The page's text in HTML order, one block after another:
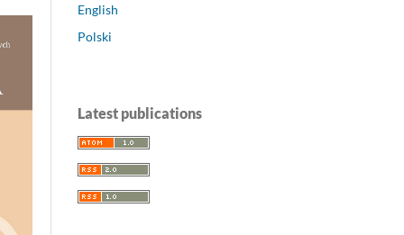
English
Polski
Latest publications